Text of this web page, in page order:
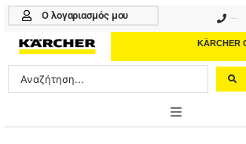
Μετάβαση
περιεχόμενο
Ο λογαριασμός μου
KÄRCHER
Search
...